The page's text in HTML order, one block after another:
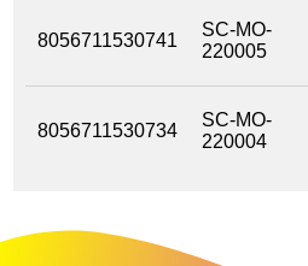
8056711530741
SC-MO-
220005
8056711530734
SC-MO-
220004